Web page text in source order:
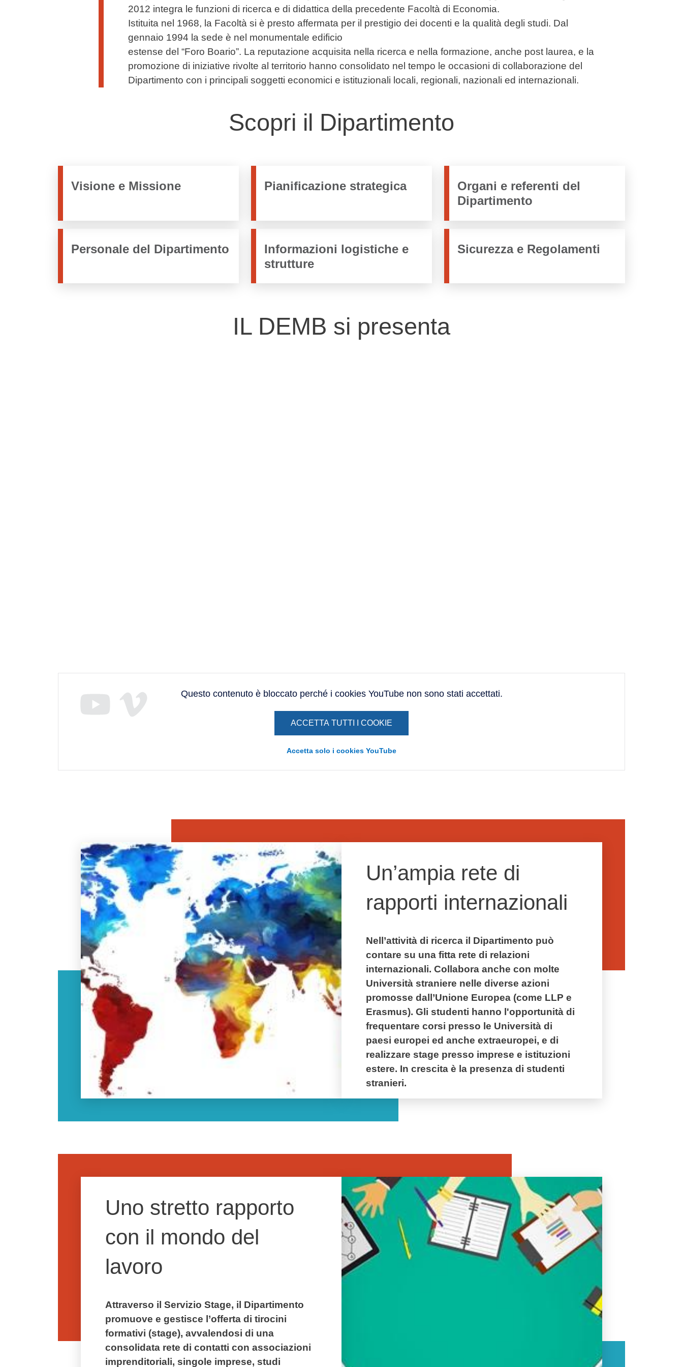
2012 integra le funzioni di ricerca e di didattica della precedente Facoltà di Economia.
Istituita nel 1968, la Facoltà si è presto affermata per il prestigio dei docenti e la qualità degli studi. Dal
gennaio 1994 la sede è nel monumentale edificio
estense del “Foro Boario”. La reputazione acquisita nella ricerca e nella formazione, anche post laurea, e la
promozione di iniziative rivolte al territorio hanno consolidato nel tempo le occasioni di collaborazione del
Dipartimento con i principali soggetti economici e istituzionali locali, regionali, nazionali ed internazionali.
Scopri il Dipartimento
Visione e Missione Pianificazione strategica
Organi e referenti del
Dipartimento
Personale del Dipartimento
Informazioni logistiche e
strutture
Sicurezza e Regolamenti
IL DEMB si presenta
Questo contenuto è bloccato perché i cookies YouTube non sono stati accettati.
ACCETTA TUTTI I COOKIE
Accetta solo i cookies YouTube
Immagine
Un’ampia rete di
rapporti internazionali
Nell’attività di ricerca il Dipartimento può
contare su una fitta rete di relazioni
internazionali. Collabora anche con molte
Università straniere nelle diverse azioni
promosse dall’Unione Europea (come LLP e
Erasmus). Gli studenti hanno l'opportunità di
frequentare corsi presso le Università di
paesi europei ed anche extraeuropei, e di
realizzare stage presso imprese e istituzioni
estere. In crescita è la presenza di studenti
stranieri.
Immagine
Uno stretto rapporto
con il mondo del
lavoro
Attraverso il Servizio Stage, il Dipartimento
promuove e gestisce l’offerta di tirocini
formativi (stage), avvalendosi di una
consolidata rete di contatti con associazioni
imprenditoriali, singole imprese, studi